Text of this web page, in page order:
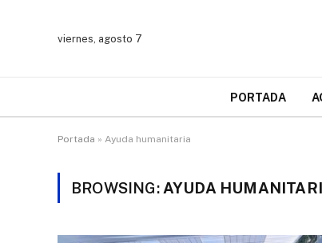
viernes, agosto 7
PORTADA
Portada » Ayuda humanitaria
BROWSING: AYUDA